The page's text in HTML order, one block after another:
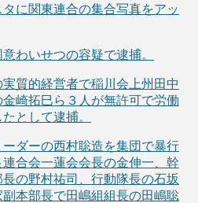
に関東連合の集合写真をアッ
わいせつの容疑で逮捕。
質的経営者で稲川会上州田中
崎拓巳ら３人が無許可で労働
として逮捕。
ダーの西村聡造を集団で暴行
合会一蓮会会長の金伸一、幹
の野村祐司、行動隊長の石坂
本部長で田嶋組組長の田嶋聡